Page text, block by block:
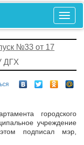
№33 от 17
ДГХ
городского
учреждение
подписал мэр,